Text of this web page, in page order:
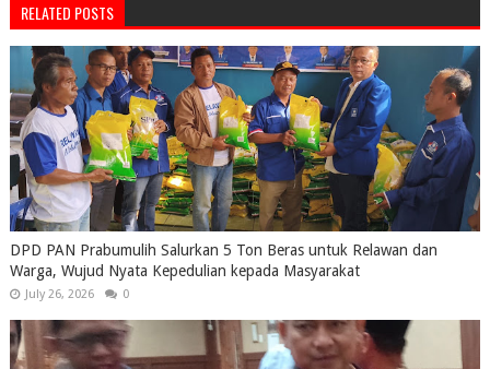
RELATED POSTS
DPD PAN Prabumulih Salurkan 5 Ton Beras untuk Relawan dan
Warga, Wujud Nyata Kepedulian kepada Masyarakat
July 26, 2026 0